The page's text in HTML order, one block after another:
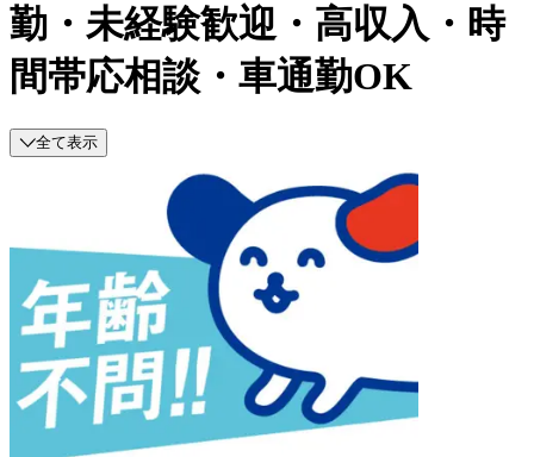
勤・未経験歓迎・高収入・時
間帯応相談・車通勤OK
全て表示